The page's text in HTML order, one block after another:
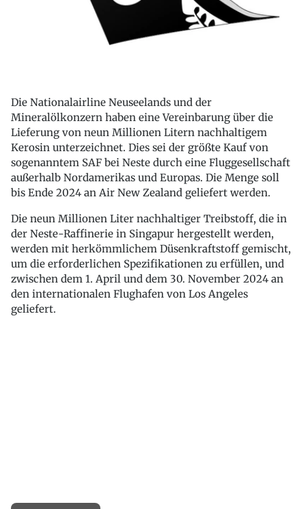
Die Nationalairline Neuseelands und der
Mineralölkonzern haben eine Vereinbarung über die
Lieferung von neun Millionen Litern nachhaltigem
Kerosin unterzeichnet. Dies sei der größte Kauf von
sogenanntem SAF bei Neste durch eine Fluggesellschaft
außerhalb Nordamerikas und Europas. Die Menge soll
bis Ende 2024 an Air New Zealand geliefert werden.
Die neun Millionen Liter nachhaltiger Treibstoff, die in
der Neste-Raffinerie in Singapur hergestellt werden,
werden mit herkömmlichem Düsenkraftstoff gemischt,
um die erforderlichen Spezifikationen zu erfüllen, und
zwischen dem 1. April und dem 30. November 2024 an
den internationalen Flughafen von Los Angeles
geliefert.